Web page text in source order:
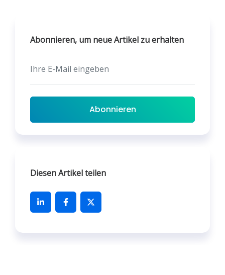
Abonnieren, um neue Artikel zu erhalten
Abonnieren
Diesen Artikel teilen